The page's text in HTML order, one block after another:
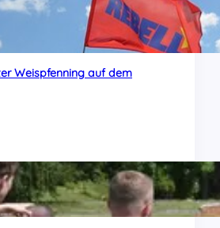
Weispfenning auf dem